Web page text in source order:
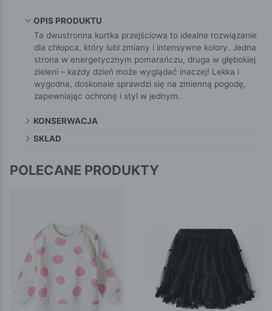
OPIS PRODUKTU
Ta dwustronna kurtka przejściowa to idealne rozwiązanie
dla chłopca, który lubi zmiany i intensywne kolory. Jedna
strona w energetycznym pomarańczu, druga w głębokiej
zieleni – każdy dzień może wyglądać inaczej! Lekka i
wygodna, doskonale sprawdzi się na zmienną pogodę,
zapewniając ochronę i styl w jednym.
KONSERWACJA
SKŁAD
POLECANE PRODUKTY